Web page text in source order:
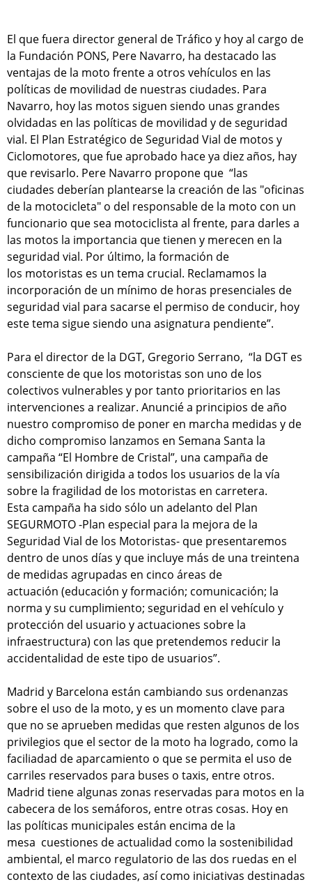
El que fuera director general de Tráfico y hoy al cargo de
la Fundación PONS, Pere Navarro, ha destacado las
ventajas de la moto frente a otros vehículos en las
políticas de movilidad de nuestras ciudades. Para
Navarro, hoy las motos siguen siendo unas grandes
olvidadas en las políticas de movilidad y de seguridad
vial. El Plan Estratégico de Seguridad Vial de motos y
Ciclomotores, que fue aprobado hace ya diez años, hay
que revisarlo. Pere Navarro propone que “las
ciudades deberían plantearse la creación de las "oficinas
de la motocicleta" o del responsable de la moto con un
funcionario que sea motociclista al frente, para darles a
las motos la importancia que tienen y merecen en la
seguridad vial. Por último, la formación de
los motoristas es un tema crucial. Reclamamos la
incorporación de un mínimo de horas presenciales de
seguridad vial para sacarse el permiso de conducir, hoy
este tema sigue siendo una asignatura pendiente”.
Para el director de la DGT, Gregorio Serrano, “la DGT es
consciente de que los motoristas son uno de los
colectivos vulnerables y por tanto prioritarios en las
intervenciones a realizar. Anuncié a principios de año
nuestro compromiso de poner en marcha medidas y de
dicho compromiso lanzamos en Semana Santa la
campaña “El Hombre de Cristal”, una campaña de
sensibilización dirigida a todos los usuarios de la vía
sobre la fragilidad de los motoristas en carretera.
Esta campaña ha sido sólo un adelanto del Plan
SEGURMOTO -Plan especial para la mejora de la
Seguridad Vial de los Motoristas- que presentaremos
dentro de unos días y que incluye más de una treintena
de medidas agrupadas en cinco áreas de
actuación (educación y formación; comunicación; la
norma y su cumplimiento; seguridad en el vehículo y
protección del usuario y actuaciones sobre la
infraestructura) con las que pretendemos reducir la
accidentalidad de este tipo de usuarios”.
Madrid y Barcelona están cambiando sus ordenanzas
sobre el uso de la moto, y es un momento clave para
que no se aprueben medidas que resten algunos de los
privilegios que el sector de la moto ha logrado, como la
faciliadad de aparcamiento o que se permita el uso de
carriles reservados para buses o taxis, entre otros.
Madrid tiene algunas zonas reservadas para motos en la
cabecera de los semáforos, entre otras cosas. Hoy en
las políticas municipales están encima de la
mesa cuestiones de actualidad como la sostenibilidad
ambiental, el marco regulatorio de las dos ruedas en el
contexto de las ciudades, así como iniciativas destinadas